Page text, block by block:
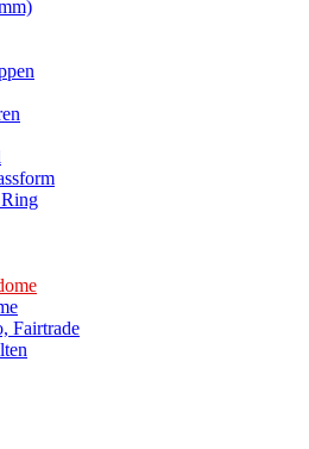
Fairtrade